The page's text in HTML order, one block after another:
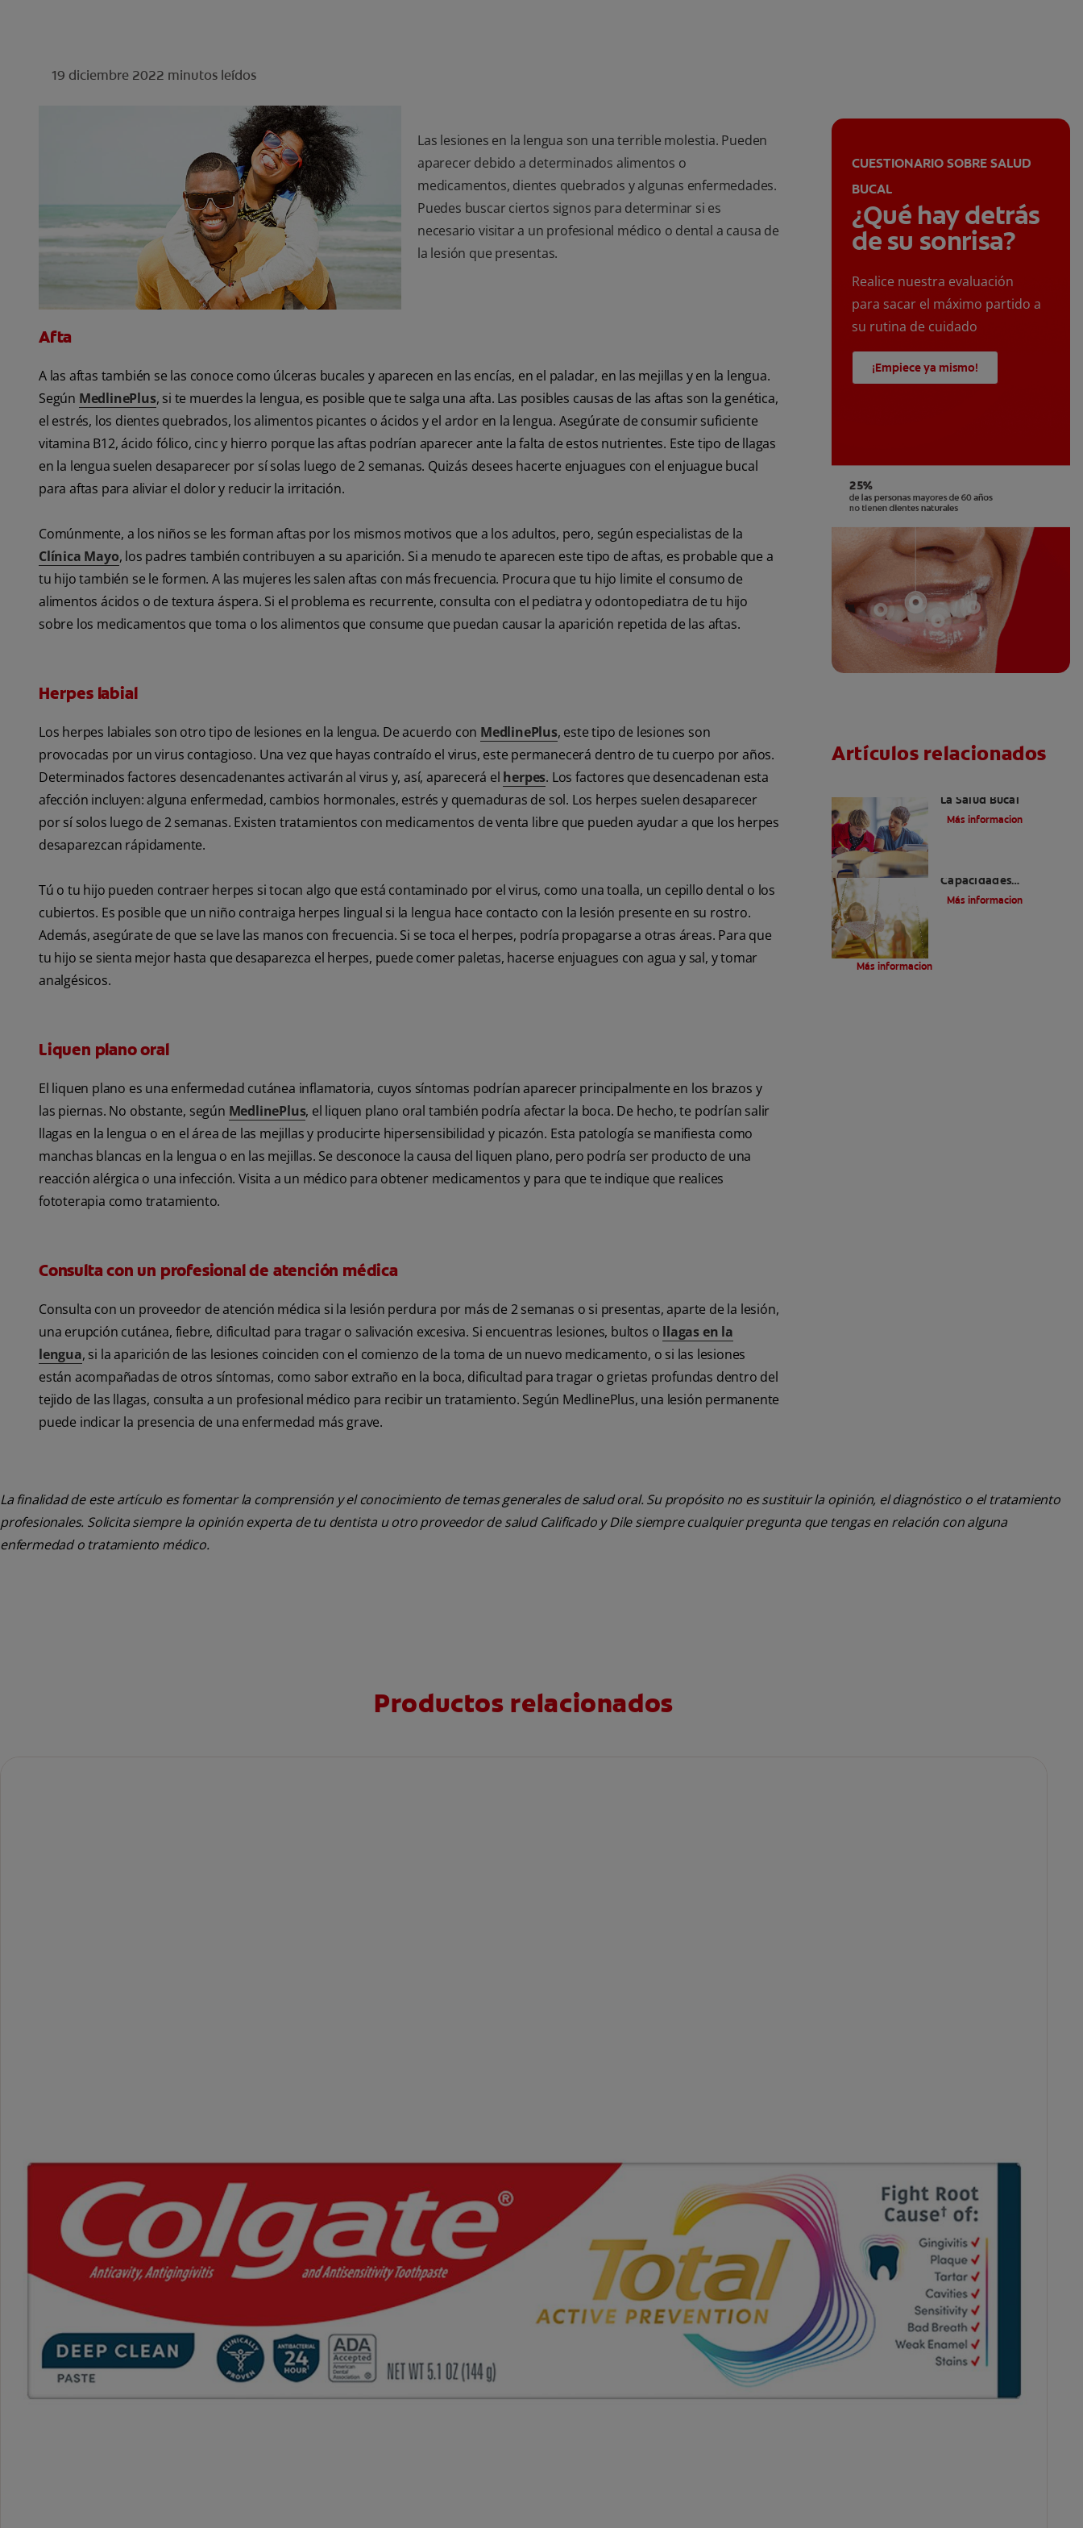
19 diciembre 2022 minutos leídos
Las lesiones en la lengua son una terrible molestia. Pueden
aparecer debido a determinados alimentos o
medicamentos, dientes quebrados y algunas enfermedades.
Puedes buscar ciertos signos para determinar si es
necesario visitar a un profesional médico o dental a causa de
la lesión que presentas.
Afta
A las aftas también se las conoce como úlceras bucales y aparecen en las encías, en el paladar, en las mejillas y en la lengua.
Según MedlinePlus, si te muerdes la lengua, es posible que te salga una afta. Las posibles causas de las aftas son la genética,
el estrés, los dientes quebrados, los alimentos picantes o ácidos y el ardor en la lengua. Asegúrate de consumir suficiente
vitamina B12, ácido fólico, cinc y hierro porque las aftas podrían aparecer ante la falta de estos nutrientes. Este tipo de llagas
en la lengua suelen desaparecer por sí solas luego de 2 semanas. Quizás desees hacerte enjuagues con el enjuague bucal
para aftas para aliviar el dolor y reducir la irritación.
Comúnmente, a los niños se les forman aftas por los mismos motivos que a los adultos, pero, según especialistas de la
Clínica Mayo, los padres también contribuyen a su aparición. Si a menudo te aparecen este tipo de aftas, es probable que a
tu hijo también se le formen. A las mujeres les salen aftas con más frecuencia. Procura que tu hijo limite el consumo de
alimentos ácidos o de textura áspera. Si el problema es recurrente, consulta con el pediatra y odontopediatra de tu hijo
sobre los medicamentos que toma o los alimentos que consume que puedan causar la aparición repetida de las aftas.
Herpes labial
Los herpes labiales son otro tipo de lesiones en la lengua. De acuerdo con MedlinePlus, este tipo de lesiones son
provocadas por un virus contagioso. Una vez que hayas contraído el virus, este permanecerá dentro de tu cuerpo por años.
Determinados factores desencadenantes activarán al virus y, así, aparecerá el herpes. Los factores que desencadenan esta
afección incluyen: alguna enfermedad, cambios hormonales, estrés y quemaduras de sol. Los herpes suelen desaparecer
por sí solos luego de 2 semanas. Existen tratamientos con medicamentos de venta libre que pueden ayudar a que los herpes
desaparezcan rápidamente.
Tú o tu hijo pueden contraer herpes si tocan algo que está contaminado por el virus, como una toalla, un cepillo dental o los
cubiertos. Es posible que un niño contraiga herpes lingual si la lengua hace contacto con la lesión presente en su rostro.
Además, asegúrate de que se lave las manos con frecuencia. Si se toca el herpes, podría propagarse a otras áreas. Para que
tu hijo se sienta mejor hasta que desaparezca el herpes, puede comer paletas, hacerse enjuagues con agua y sal, y tomar
analgésicos.
Liquen plano oral
El liquen plano es una enfermedad cutánea inflamatoria, cuyos síntomas podrían aparecer principalmente en los brazos y
las piernas. No obstante, según MedlinePlus, el liquen plano oral también podría afectar la boca. De hecho, te podrían salir
llagas en la lengua o en el área de las mejillas y producirte hipersensibilidad y picazón. Esta patología se manifiesta como
manchas blancas en la lengua o en las mejillas. Se desconoce la causa del liquen plano, pero podría ser producto de una
reacción alérgica o una infección. Visita a un médico para obtener medicamentos y para que te indique que realices
fototerapia como tratamiento.
Consulta con un profesional de atención médica
Consulta con un proveedor de atención médica si la lesión perdura por más de 2 semanas o si presentas, aparte de la lesión,
una erupción cutánea, fiebre, dificultad para tragar o salivación excesiva. Si encuentras lesiones, bultos o llagas en la
lengua, si la aparición de las lesiones coinciden con el comienzo de la toma de un nuevo medicamento, o si las lesiones
están acompañadas de otros síntomas, como sabor extraño en la boca, dificultad para tragar o grietas profundas dentro del
tejido de las llagas, consulta a un profesional médico para recibir un tratamiento. Según MedlinePlus, una lesión permanente
puede indicar la presencia de una enfermedad más grave.
CUESTIONARIO SOBRE SALUD
BUCAL
¿Qué hay detrás
de su sonrisa?
Realice nuestra evaluación
para sacar el máximo partido a
su rutina de cuidado
¡Empiece ya mismo!
Artículos relacionados
La Salud Bucal
Más informacion
Capacidades
Diferentes Y Salud
Más informacion
Diabetes y otros trastornos endocrinos
Más informacion
La finalidad de este artículo es fomentar la comprensión y el conocimiento de temas generales de salud oral. Su propósito no es sustituir la opinión, el diagnóstico o el tratamiento
profesionales. Solicita siempre la opinión experta de tu dentista u otro proveedor de salud Calificado y Dile siempre cualquier pregunta que tengas en relación con alguna
enfermedad o tratamiento médico.
Productos relacionados